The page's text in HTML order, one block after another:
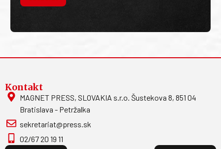
Kontakt
MAGNET PRESS, SLOVAKIA s.r.o. Šustekova 8, 851 04
Bratislava - Petržalka
sekretariat@press.sk
02/67 20 19 11